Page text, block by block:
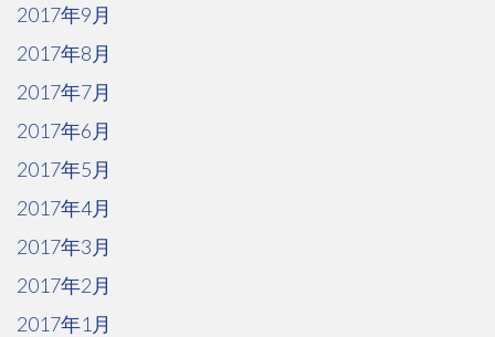
2017年9月
2017年8月
2017年7月
2017年6月
2017年5月
2017年4月
2017年3月
2017年2月
2017年1月